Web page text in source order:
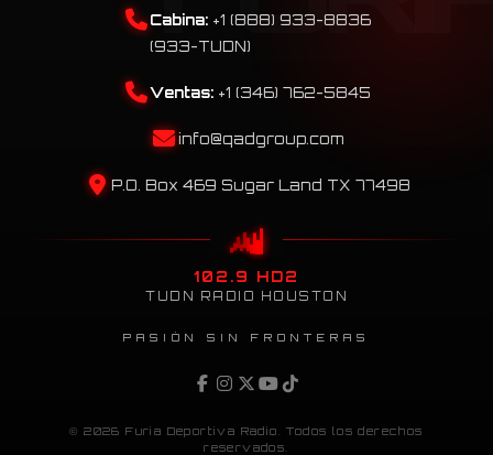
Cabina: +1 (888) 933-8836
(933-TUDN)
Ventas: +1 (346) 762-5845
info@qadgroup.com
P.O. Box 469 Sugar Land TX 77498
102.9 HD2
TUDN RADIO HOUSTON
PASIÓN SIN FRONTERAS
© 2026 Furia Deportiva Radio. Todos los derechos
reservados.